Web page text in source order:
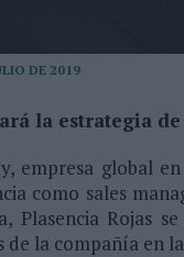
‘VUELVE EL FÚTBOL.
2026 | CUANDO SE APAGUE
DE 2019
la estrategia
empresa global
como sales
Plasencia Rojas
de la compañía en